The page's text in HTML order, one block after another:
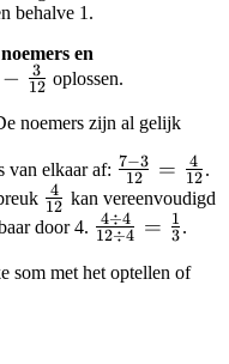
\frac{2}
behalve 1.
en
− 12
3 oplossen.
noemers zijn al gelijk
van elkaar af: \frac{7-
3}{12}
=
\frac{4}
{12}
12
7−3 = 12
4 .
\frac{4}
{12}
12
4
kan vereenvoudigd
door 4. \frac{4
{12 \div
12÷4
4÷4 = 3
1 .
som met het optellen of